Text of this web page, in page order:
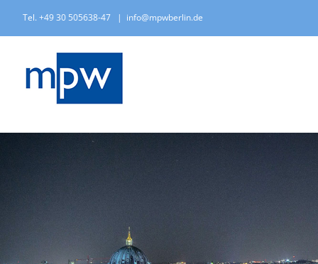
Zum
Inhalt
Tel. +49 30 505638-47 | info@mpwberlin.de